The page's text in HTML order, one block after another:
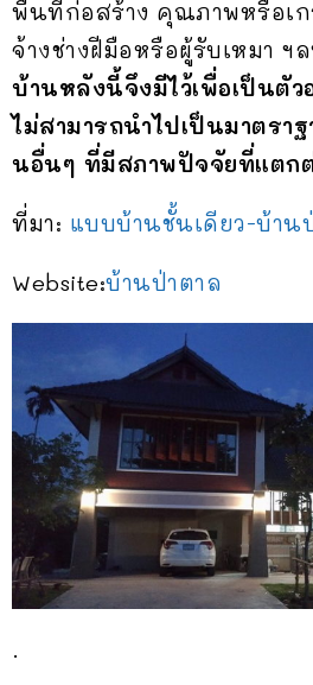
พื้นที่ก่อสร้าง คุณภาพหรือเก
จ้างช่างฝีมือหรือผู้รับเหมา ฯล
บ้านหลังนี้จึงมีไว้เพื่อเป็นตัว
ไม่สามารถนำไปเป็นมาตรา
นอื่นๆ ที่มีสภาพปัจจัยที่แตก
ที่มา: แบบบ้านชั้นเดียว-บ้าน
Website:บ้านป่าตาล
.